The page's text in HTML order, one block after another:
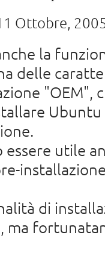
Ottobre,
la
delle
"OEM",
utile
di
ma